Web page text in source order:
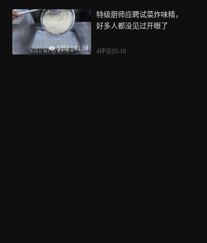
5352 | 01:34
特级厨师应聘试菜炸味精，
好多人都没见过开眼了
4评论05-19